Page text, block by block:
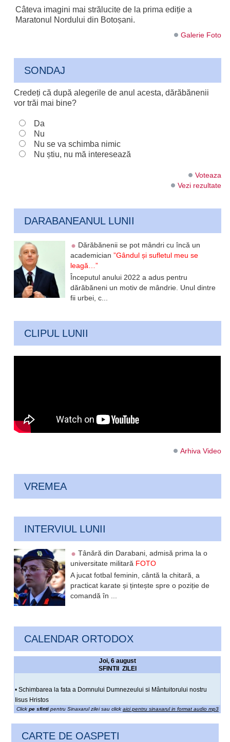
Câteva imagini mai strălucite de la prima ediție a
Maratonul Nordului din Botoșani.
Galerie Foto
SONDAJ
Credeți că după alegerile de anul acesta, dărăbănenii
vor trăi mai bine?
Da
Nu
Nu se va schimba nimic
Nu știu, nu mă interesează
Voteaza
Vezi rezultate
DARABANEANUL LUNII
Dărăbănenii se pot mândri cu încă un
academician”Gândul și sufletul meu se
leagă…”
Începutul anului 2022 a adus pentru
dărăbăneni un motiv de mândrie. Unul dintre
fii urbei, c...
CLIPUL LUNII
Arhiva Video
VREMEA
INTERVIUL LUNII
Tânără din Darabani, admisă prima la o
universitate militară FOTO
A jucat fotbal feminin, cântă la chitară, a
practicat karate și țintește spre o poziție de
comandă în ...
CALENDAR ORTODOX
Joi, 6 august
SFINTII ZILEI
• Schimbarea la fata a Domnului Dumnezeului si Mântuitorului nostru
Iisus Hristos
Click pe sfintipentru Sinaxarul zilei sau click aici pentru sinaxarul in format audio mp3
CARTE DE OASPETI